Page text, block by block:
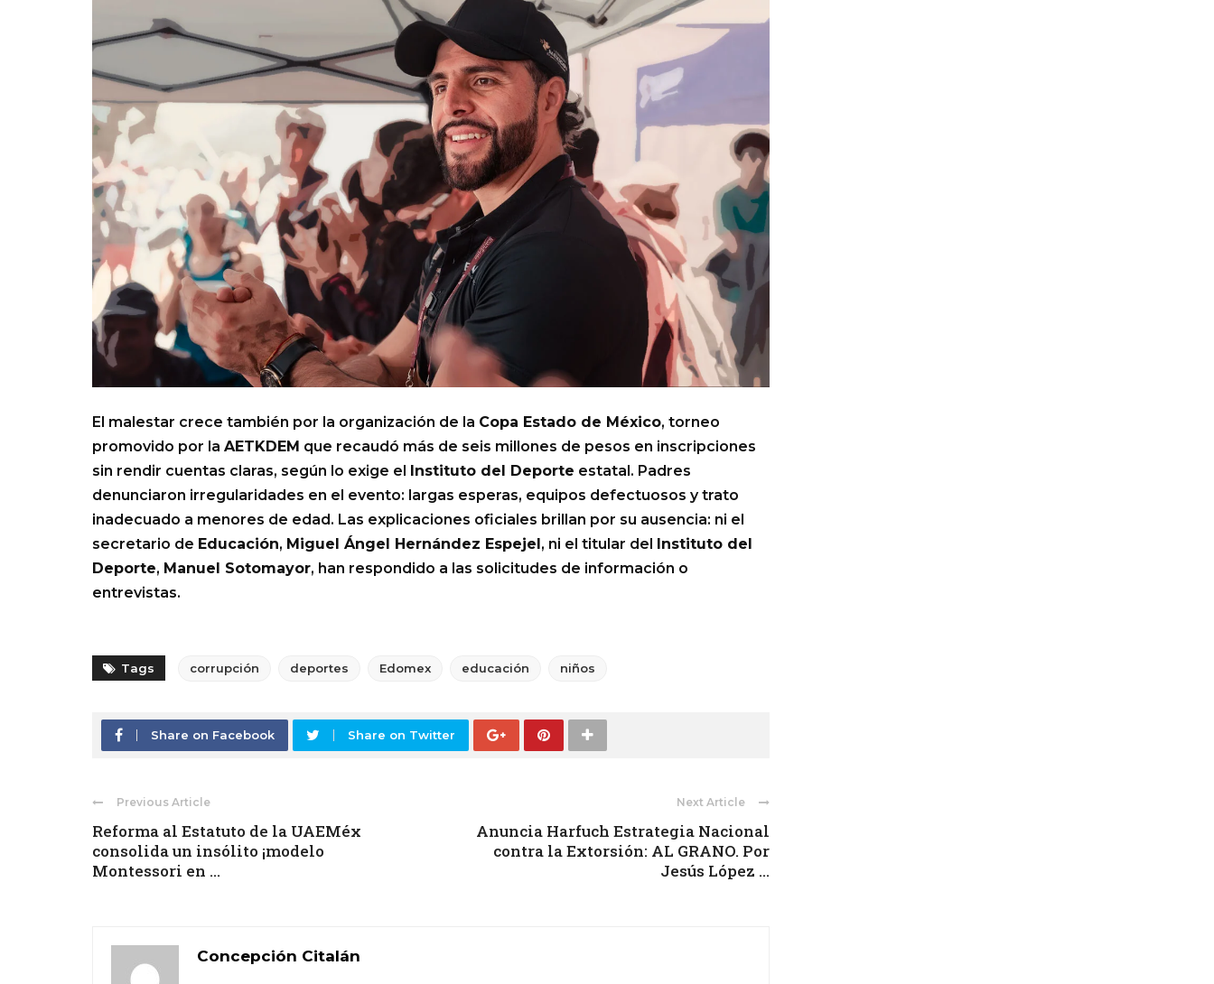
El malestar crece también por la organización de la Copa Estado de México, torneo
promovido por la AETKDEM que recaudó más de seis millones de pesos en inscripciones
sin rendir cuentas claras, según lo exige el
Instituto del Deporte estatal. Padres
denunciaron irregularidades en el evento: largas esperas, equipos defectuosos y trato
inadecuado a menores de edad. Las explicaciones oficiales brillan por su ausencia: ni el
secretario de Educación, Miguel Ángel Hernández Espejel , ni el titular del
Instituto del
Deporte, Manuel Sotomayor, han respondido a las solicitudes de información o
entrevistas.
Tags corrupción deportes Edomex educación niños
Share on Facebook Share on Twitter
Previous Article
Reforma al Estatuto de la UAEMéx
consolida un insólito ¡modelo
Montessori en ...
Next Article
Anuncia Harfuch Estrategia Nacional
contra la Extorsión: AL GRANO. Por
Jesús López ...
Concepción Citalán